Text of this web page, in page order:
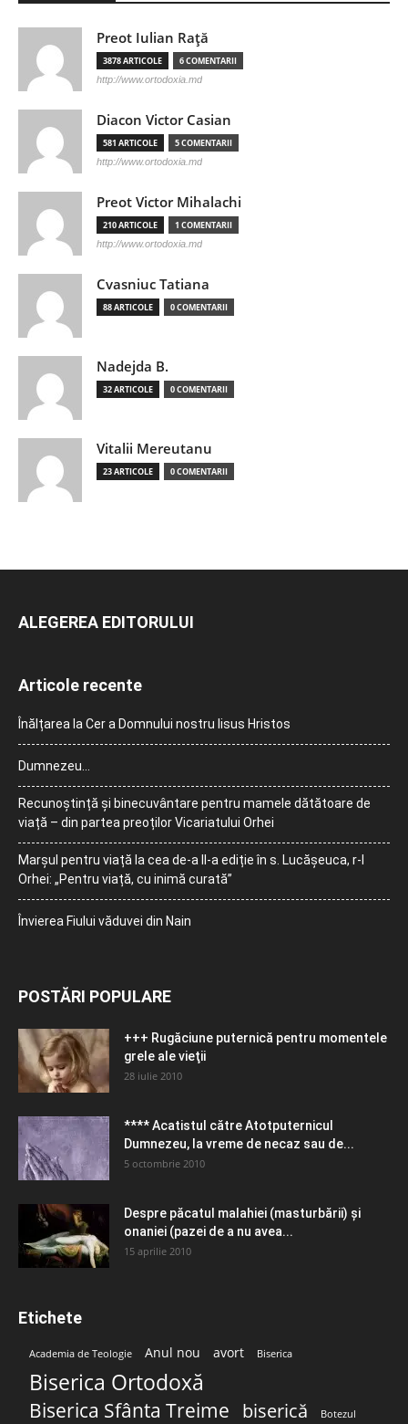
Preot Iulian Raţă
3878 ARTICOLE 6 COMENTARII
http://www.ortodoxia.md
Diacon Victor Casian
581 ARTICOLE 5 COMENTARII
http://www.ortodoxia.md
Preot Victor Mihalachi
210 ARTICOLE 1 COMENTARII
http://www.ortodoxia.md
Cvasniuc Tatiana
88 ARTICOLE 0 COMENTARII
Nadejda B.
32 ARTICOLE 0 COMENTARII
Vitalii Mereutanu
23 ARTICOLE 0 COMENTARII
ALEGEREA EDITORULUI
Articole recente
Înălțarea la Cer a Domnului nostru Iisus Hristos
Dumnezeu…
Recunoștință și binecuvântare pentru mamele dătătoare de
viață – din partea preoților Vicariatului Orhei
Marșul pentru viață la cea de-a II-a ediție în s. Lucășeuca, r-l
Orhei: „Pentru viață, cu inimă curată”
Învierea Fiului văduvei din Nain
POSTĂRI POPULARE
+++ Rugăciune puternică pentru momentele
grele ale vieţii
28 iulie 2010
**** Acatistul către Atotputernicul
Dumnezeu, la vreme de necaz sau de...
5 octombrie 2010
Despre păcatul malahiei (masturbării) şi
onaniei (pazei de a nu avea...
15 aprilie 2010
Etichete
Academia de Teologie Anul nou avort Biserica
Biserica Ortodoxă
Biserica Sfânta Treime biserică Botezul